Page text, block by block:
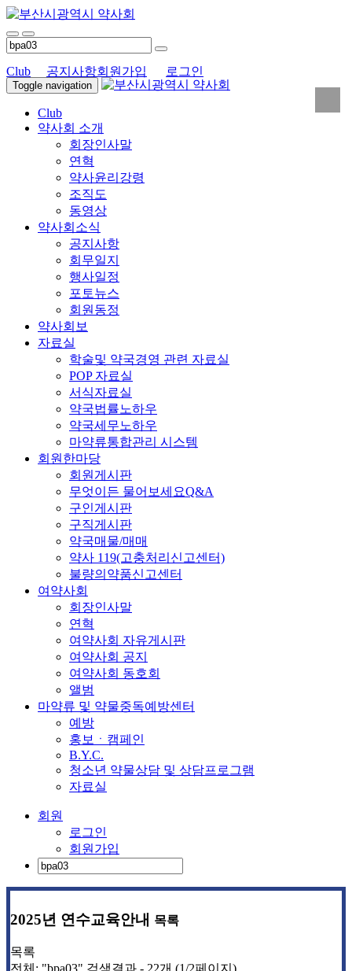
Club 공지사항회원가입 로그인
Toggle navigation
Club
약사회 소개
회장인사말
연혁
약사윤리강령
조직도
동영상
약사회소식
공지사항
회무일지
행사일정
포토뉴스
회원동정
약사회보
자료실
학술및 약국경영 관련 자료실
POP 자료실
서식자료실
약국법률노하우
약국세무노하우
마약류통합관리 시스템
회원한마당
회원게시판
무엇이든 물어보세요Q&A
구인게시판
구직게시판
약국매물/매매
약사 119(고충처리신고센터)
불량의약품신고센터
여약사회
회장인사말
연혁
여약사회 자유게시판
여약사회 공지
여약사회 동호회
앨범
마약류 및 약물중독예방센터
예방
홍보ㆍ캠페인
B.Y.C.
청소년 약물상담 및 상담프로그램
자료실
회원
로그인
회원가입
2025년 연수교육안내 목록
목록